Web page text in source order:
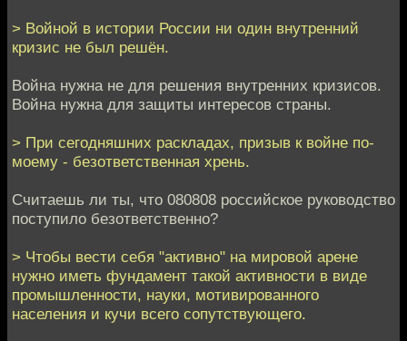
> Войной в истории России ни один внутренний
кризис не был решён.
Война нужна не для решения внутренних кризисов.
Война нужна для защиты интересов страны.
> При сегодняшних раскладах, призыв к войне по-
моему - безответственная хрень.
Считаешь ли ты, что 080808 российское руководство
поступило безответственно?
> Чтобы вести себя "активно" на мировой арене
нужно иметь фундамент такой активности в виде
промышленности, науки, мотивированного
населения и кучи всего сопутствующего.